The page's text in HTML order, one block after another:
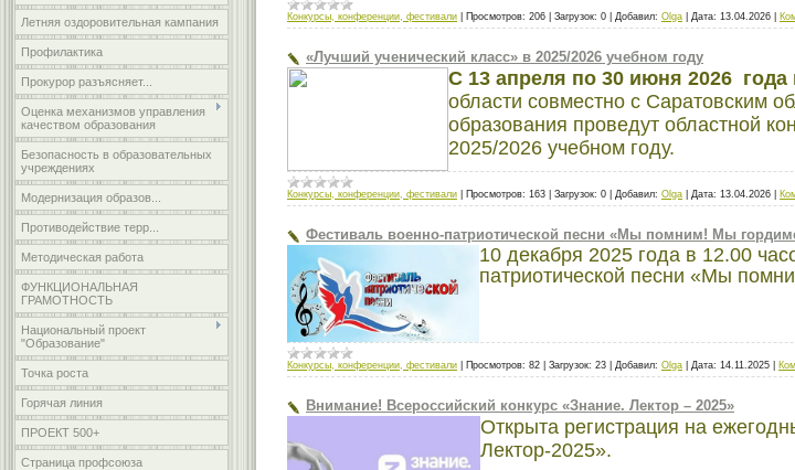
Летняя оздоровительная кампания
Профилактика
Прокурор разъясняет...
Оценка механизмов управления
качеством образования
Безопасность в образовательных
учреждениях
Модернизация образов...
Противодействие терр...
Методическая работа
ФУНКЦИОНАЛЬНАЯ
ГРАМОТНОСТЬ
Национальный проект
"Образование"
Точка роста
Горячая линия
ПРОЕКТ 500+
Страница профсоюза
Конкурсы, конференции, фестивали Просмотров: 206 Загрузок: 0 Добавил: Olga Дата: 13.04.2026
«Лучший ученический класс» в 2025/2026 учебном году
С 13 апреля по 30 июня 2026 года
области совместно с Саратовским
образования проведут областной
2025/2026 учебном году.
Конкурсы, конференции, фестивали Просмотров: 163 Загрузок: 0 Добавил: Olga Дата: 13.04.2026
Фестиваль военно-патриотической песни «Мы помним! Мы
10 декабря 2025 года в 12.00
патриотической песни «Мы
Конкурсы, конференции, фестивали Просмотров: 82 Загрузок: 23 Добавил: Olga Дата: 14.11.2025
Внимание! Всероссийский конкурс «Знание. Лектор – 2025»
Открыта регистрация на
Лектор-2025».